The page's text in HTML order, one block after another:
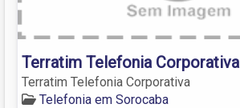
Terratim Telefonia Corporativa
Terratim Telefonia Corporativa
Telefonia em Sorocaba